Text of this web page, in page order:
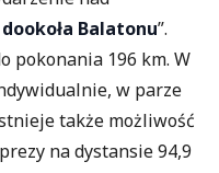
Balatonu”.
pokonania 196 km. W
w parze
także możliwość
na dystansie 94,9